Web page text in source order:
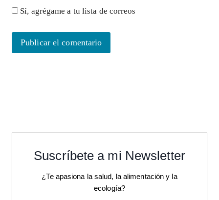
Sí, agrégame a tu lista de correos
Suscríbete a mi Newsletter
¿Te apasiona la salud, la alimentación y la
ecología?